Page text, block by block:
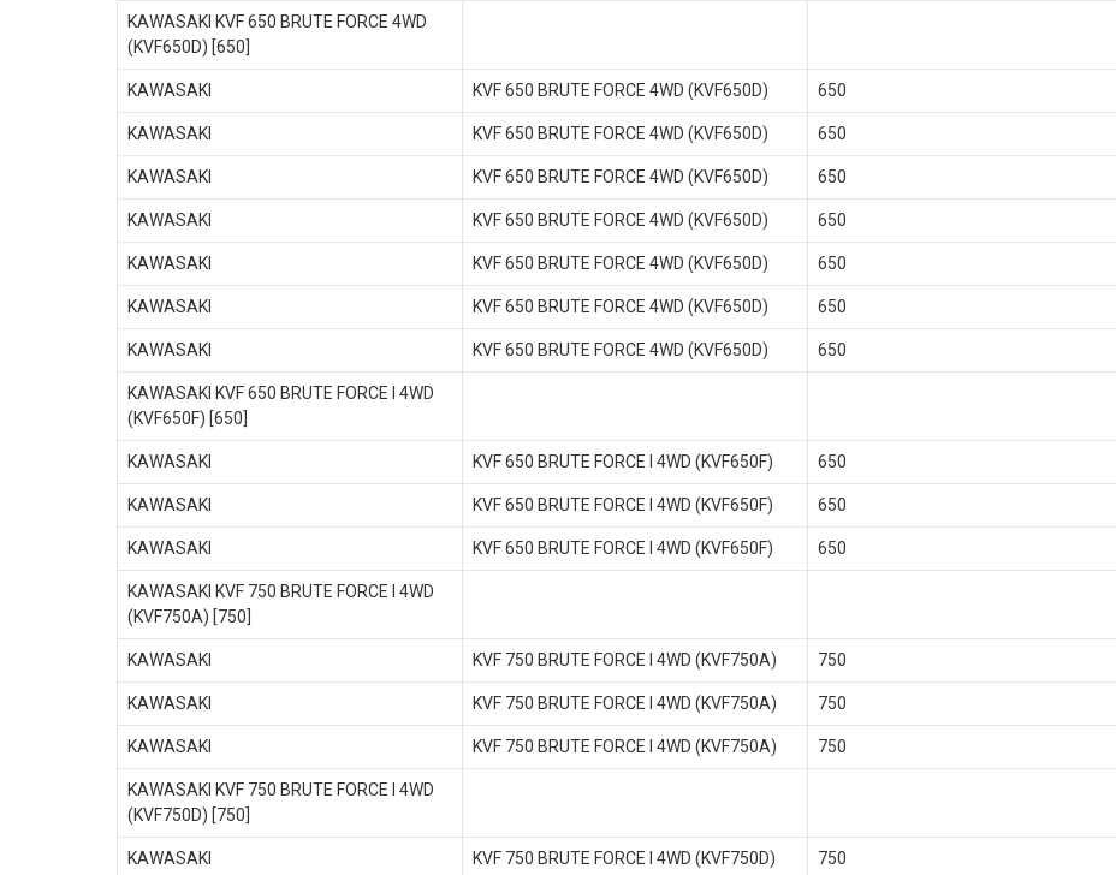
KAWASAKI KVF 650 BRUTE FORCE 4WD
(KVF650D) [650]
KAWASAKI KVF 650 BRUTE FORCE 4WD (KVF650D) 650
KAWASAKI KVF 650 BRUTE FORCE 4WD (KVF650D) 650
KAWASAKI KVF 650 BRUTE FORCE 4WD (KVF650D) 650
KAWASAKI KVF 650 BRUTE FORCE 4WD (KVF650D) 650
KAWASAKI KVF 650 BRUTE FORCE 4WD (KVF650D) 650
KAWASAKI KVF 650 BRUTE FORCE 4WD (KVF650D) 650
KAWASAKI KVF 650 BRUTE FORCE 4WD (KVF650D) 650
KAWASAKI KVF 650 BRUTE FORCE I 4WD
(KVF650F) [650]
KAWASAKI KVF 650 BRUTE FORCE I 4WD (KVF650F) 650
KAWASAKI KVF 650 BRUTE FORCE I 4WD (KVF650F) 650
KAWASAKI KVF 650 BRUTE FORCE I 4WD (KVF650F) 650
KAWASAKI KVF 750 BRUTE FORCE I 4WD
(KVF750A) [750]
KAWASAKI KVF 750 BRUTE FORCE I 4WD (KVF750A) 750
KAWASAKI KVF 750 BRUTE FORCE I 4WD (KVF750A) 750
KAWASAKI KVF 750 BRUTE FORCE I 4WD (KVF750A) 750
KAWASAKI KVF 750 BRUTE FORCE I 4WD
(KVF750D) [750]
KAWASAKI KVF 750 BRUTE FORCE I 4WD (KVF750D) 750